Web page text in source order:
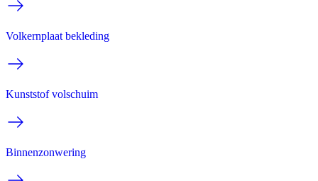
Volkernplaat bekleding
Kunststof volschuim
Binnenzonwering